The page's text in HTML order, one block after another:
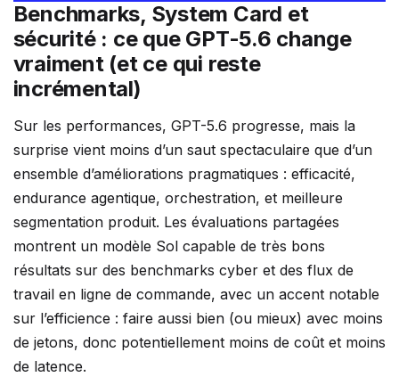
Benchmarks, System Card et
sécurité : ce que GPT-5.6 change
vraiment (et ce qui reste
incrémental)
Sur les performances, GPT-5.6 progresse, mais la
surprise vient moins d’un saut spectaculaire que d’un
ensemble d’améliorations pragmatiques : efficacité,
endurance agentique, orchestration, et meilleure
segmentation produit. Les évaluations partagées
montrent un modèle Sol capable de très bons
résultats sur des benchmarks cyber et des flux de
travail en ligne de commande, avec un accent notable
sur l’efficience : faire aussi bien (ou mieux) avec moins
de jetons, donc potentiellement moins de coût et moins
de latence.